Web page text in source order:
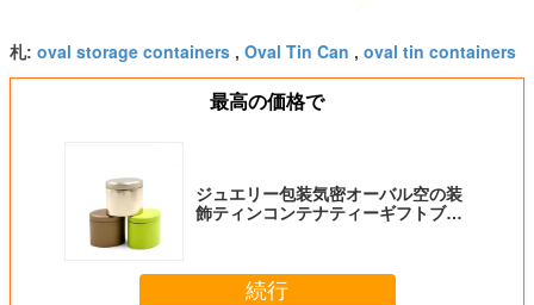
札: oval storage containers , Oval Tin Can , oval tin containers
最高の価格で
ジュエリー包装気密オーバル空の装
飾ティンコンテナティーギフトブリ
続行